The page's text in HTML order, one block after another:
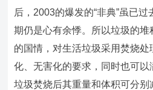
后，2003的爆发的“非典”虽已过
期仍是心有余悸。所以垃圾的堆
的国情，对生活垃圾采用焚烧
化、无害化的要求，同时也可
垃圾焚烧后其重量和体积可分